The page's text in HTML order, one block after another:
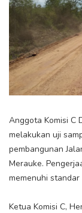
Anggota Komisi C
melakukan uji
pembangunan
Merauke.
memenuhi
Ketua Komisi C,